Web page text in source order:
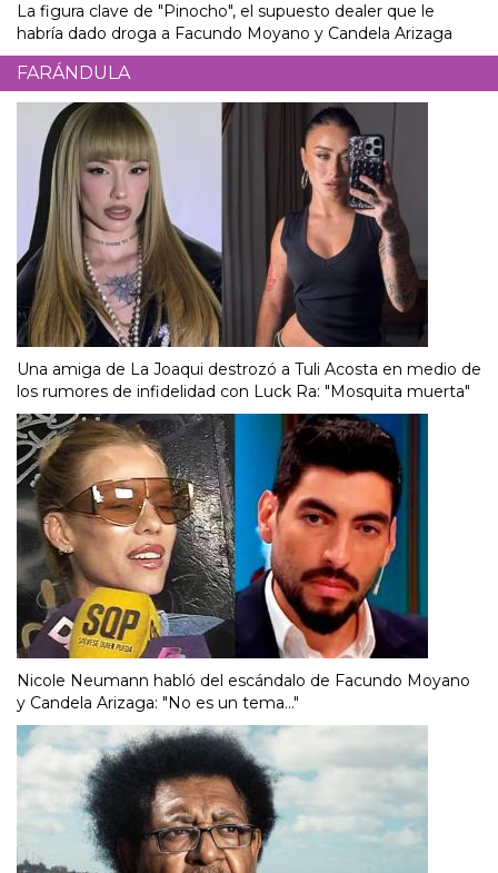
La figura clave de "Pinocho", el supuesto dealer que le
habría dado droga a Facundo Moyano y Candela Arizaga
FARÁNDULA
Una amiga de La Joaqui destrozó a Tuli Acosta en medio de
los rumores de infidelidad con Luck Ra: "Mosquita muerta"
Nicole Neumann habló del escándalo de Facundo Moyano
y Candela Arizaga: "No es un tema..."